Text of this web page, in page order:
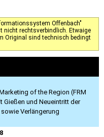
Offenbach"
nicht rechtsverbindlich. Etwaige
Original sind technisch bedingt
of the Region (FRM
Gießen und Neueintritt der
Verlängerung